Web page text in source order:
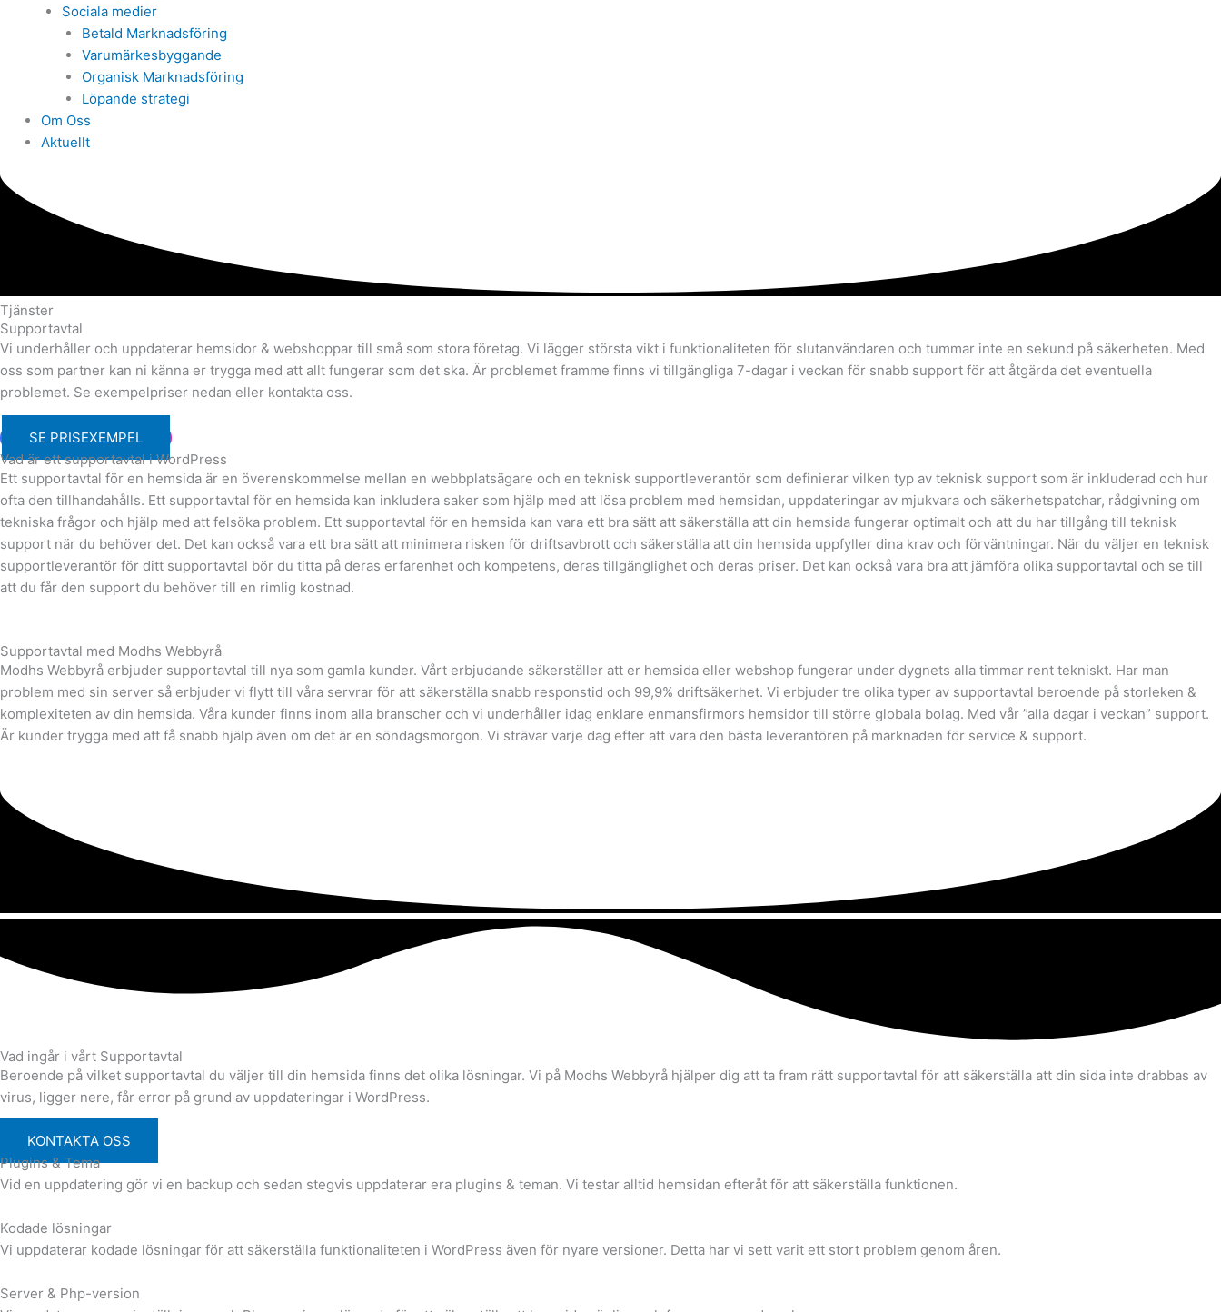
Sociala medier
Betald Marknadsföring
Varumärkesbyggande
Organisk Marknadsföring
Löpande strategi
Om Oss
Aktuellt
Tjänster
Supportavtal
Vi underhåller och uppdaterar hemsidor & webshoppar till små som stora företag. Vi lägger största vikt i funktionaliteten för slutanvändaren och tummar inte en sekund på säkerheten. Med
oss som partner kan ni känna er trygga med att allt fungerar som det ska. Är problemet framme finns vi tillgängliga 7-dagar i veckan för snabb support för att åtgärda det eventuella
problemet. Se exempelpriser nedan eller kontakta oss.
SE PRISEXEMPEL
Vad är ett supportavtal i WordPress
Ett supportavtal för en hemsida är en överenskommelse mellan en webbplatsägare och en teknisk supportleverantör som definierar vilken typ av teknisk support som är inkluderad och hur
ofta den tillhandahålls. Ett supportavtal för en hemsida kan inkludera saker som hjälp med att lösa problem med hemsidan, uppdateringar av mjukvara och säkerhetspatchar, rådgivning om
tekniska frågor och hjälp med att felsöka problem. Ett supportavtal för en hemsida kan vara ett bra sätt att säkerställa att din hemsida fungerar optimalt och att du har tillgång till teknisk
support när du behöver det. Det kan också vara ett bra sätt att minimera risken för driftsavbrott och säkerställa att din hemsida uppfyller dina krav och förväntningar. När du väljer en teknisk
supportleverantör för ditt supportavtal bör du titta på deras erfarenhet och kompetens, deras tillgänglighet och deras priser. Det kan också vara bra att jämföra olika supportavtal och se till
att du får den support du behöver till en rimlig kostnad.
Supportavtal med Modhs Webbyrå
Modhs Webbyrå erbjuder supportavtal till nya som gamla kunder. Vårt erbjudande säkerställer att er hemsida eller webshop fungerar under dygnets alla timmar rent tekniskt. Har man
problem med sin server så erbjuder vi flytt till våra servrar för att säkerställa snabb responstid och 99,9% driftsäkerhet. Vi erbjuder tre olika typer av supportavtal beroende på storleken &
komplexiteten av din hemsida. Våra kunder finns inom alla branscher och vi underhåller idag enklare enmansfirmors hemsidor till större globala bolag. Med vår ”alla dagar i veckan” support.
Är kunder trygga med att få snabb hjälp även om det är en söndagsmorgon. Vi strävar varje dag efter att vara den bästa leverantören på marknaden för service & support.
Vad ingår i vårt Supportavtal
Beroende på vilket supportavtal du väljer till din hemsida finns det olika lösningar. Vi på Modhs Webbyrå hjälper dig att ta fram rätt supportavtal för att säkerställa att din sida inte drabbas av
virus, ligger nere, får error på grund av uppdateringar i WordPress.
KONTAKTA OSS
Plugins & Tema
Vid en uppdatering gör vi en backup och sedan stegvis uppdaterar era plugins & teman. Vi testar alltid hemsidan efteråt för att säkerställa funktionen.
Kodade lösningar
Vi uppdaterar kodade lösningar för att säkerställa funktionaliteten i WordPress även för nyare versioner. Detta har vi sett varit ett stort problem genom åren.
Server & Php-version